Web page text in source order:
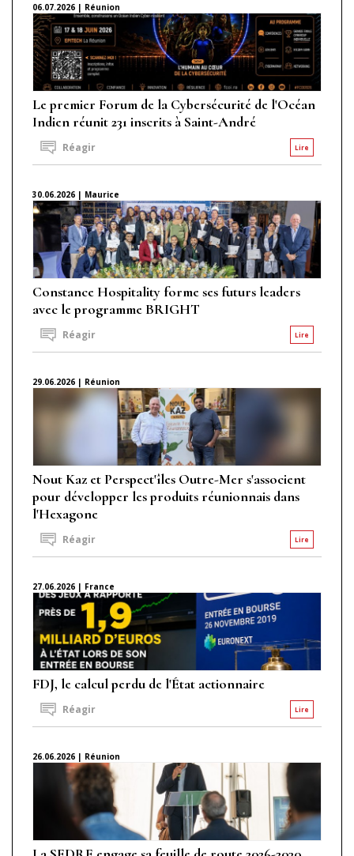
06.07.2026 | Réunion
Le premier Forum de la Cybersécurité de l'Océan
Indien réunit 231 inscrits à Saint-André
Lire
Réagir
30.06.2026 | Maurice
Constance Hospitality forme ses futurs leaders
avec le programme BRIGHT
Lire
Réagir
29.06.2026 | Réunion
Nout Kaz et Perspect'îles Outre-Mer s'associent
pour développer les produits réunionnais dans
l'Hexagone
Lire
Réagir
27.06.2026 | France
FDJ, le calcul perdu de l'État actionnaire
Lire
Réagir
26.06.2026 | Réunion